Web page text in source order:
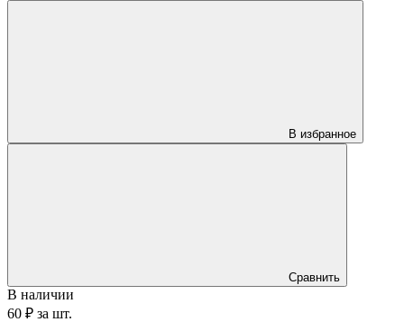
В избранное
Сравнить
В наличии
60 ₽ за шт.